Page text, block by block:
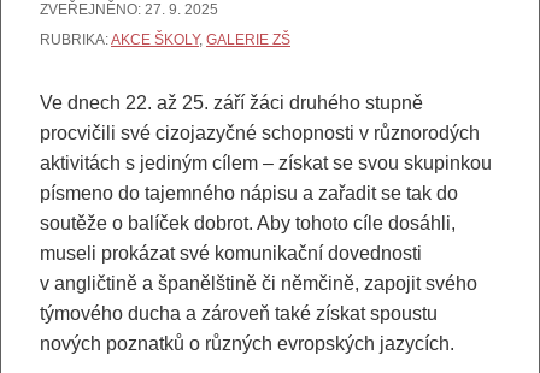
ZVEŘEJNĚNO: 27. 9. 2025
RUBRIKA:AKCE ŠKOLY, GALERIE ZŠ
Ve dnech 22. až 25. září žáci druhého stupně
procvičili své cizojazyčné schopnosti v různorodých
aktivitách s jediným cílem – získat se svou skupinkou
písmeno do tajemného nápisu a zařadit se tak do
soutěže o balíček dobrot. Aby tohoto cíle dosáhli,
museli prokázat své komunikační dovednosti
v angličtině a španělštině či němčině, zapojit svého
týmového ducha a zároveň také získat spoustu
nových poznatků o různých evropských jazycích.